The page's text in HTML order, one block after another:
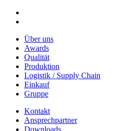
Über uns
Awards
Qualität
Produktion
Logistik / Supply Chain
Einkauf
Gruppe
Kontakt
Ansprechpartner
Downloads